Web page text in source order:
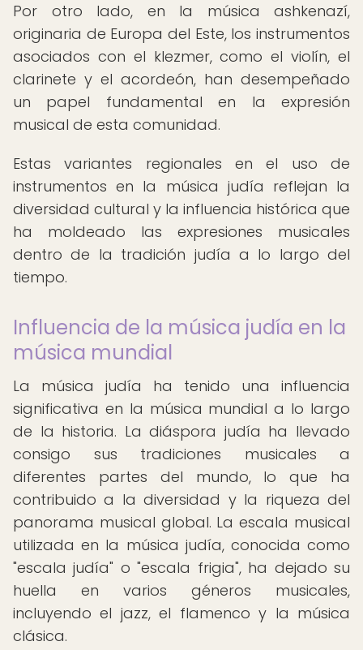
Por otro lado, en la música ashkenazí,
originaria de Europa del Este, los instrumentos
asociados con el klezmer, como el violín, el
clarinete y el acordeón, han desempeñado
un papel fundamental en la expresión
musical de esta comunidad.
Estas variantes regionales en el uso de
instrumentos en la música judía reflejan la
diversidad cultural y la influencia histórica que
ha moldeado las expresiones musicales
dentro de la tradición judía a lo largo del
tiempo.
Influencia de la música judía en la
música mundial
La música judía ha tenido una influencia
significativa en la música mundial a lo largo
de la historia. La diáspora judía ha llevado
consigo sus tradiciones musicales a
diferentes partes del mundo, lo que ha
contribuido a la diversidad y la riqueza del
panorama musical global. La escala musical
utilizada en la música judía, conocida como
"escala judía" o "escala frigia", ha dejado su
huella en varios géneros musicales,
incluyendo el jazz, el flamenco y la música
clásica.